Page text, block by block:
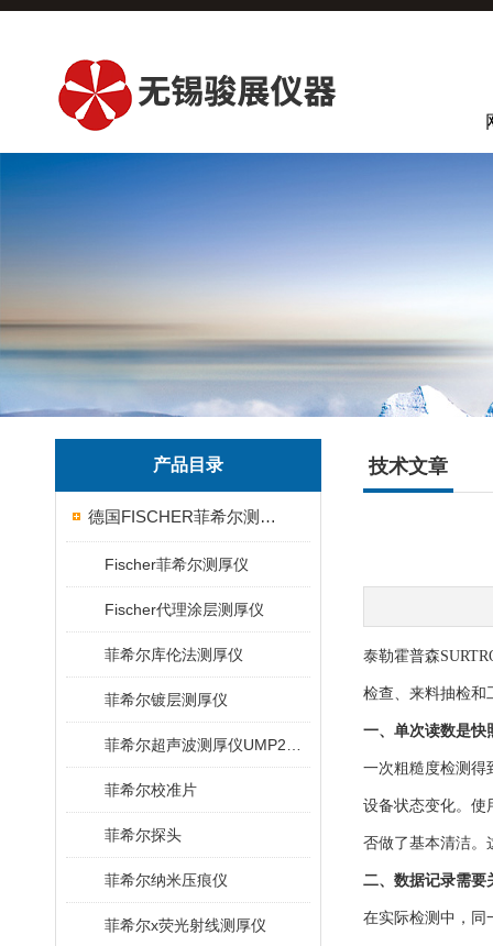
产品目录
德国FISCHER菲希尔测厚仪
Fischer菲希尔测厚仪
Fischer代理涂层测厚仪
菲希尔库伦法测厚仪
菲希尔镀层测厚仪
菲希尔校准片
菲希尔探头
菲希尔纳米压痕仪
菲希尔x荧光射线测厚仪
技术文章
泰勒霍普森
检查、来料抽检和
一、单次读数是快
一次粗糙度检测得
设备状态变化。使
否做了基本清洁。
二、数据记录需要
在实际检测中，同